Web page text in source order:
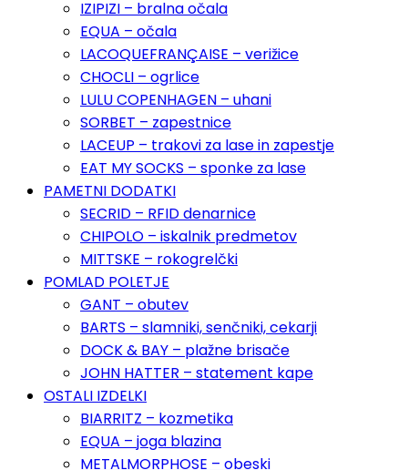
IZIPIZI – bralna očala
EQUA – očala
LACOQUEFRANÇAISE – verižice
CHOCLI – ogrlice
LULU COPENHAGEN – uhani
SORBET – zapestnice
LACEUP – trakovi za lase in zapestje
EAT MY SOCKS – sponke za lase
PAMETNI DODATKI
SECRID – RFID denarnice
CHIPOLO – iskalnik predmetov
MITTSKE – rokogrelčki
POMLAD POLETJE
GANT – obutev
BARTS – slamniki, senčniki, cekarji
DOCK & BAY – plažne brisače
JOHN HATTER – statement kape
OSTALI IZDELKI
BIARRITZ – kozmetika
EQUA – joga blazina
METALMORPHOSE – obeski